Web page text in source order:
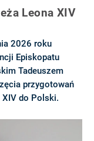
Leona XIV
2026 roku
Episkopatu
Tadeuszem
przygotowań
do Polski.